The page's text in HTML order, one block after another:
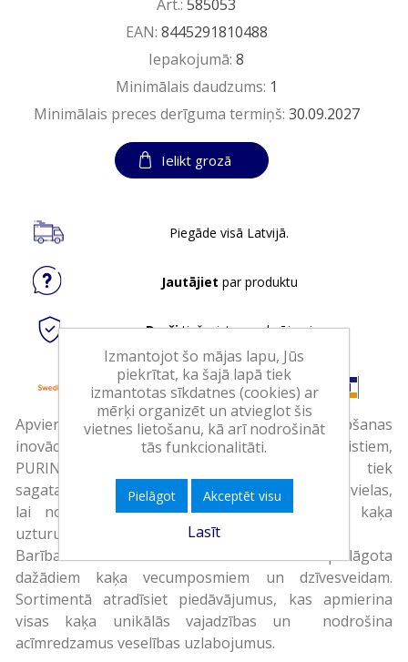
Art.: 585053
EAN: 8445291810488
Iepakojumā:8
Minimālais daudzums: 1
Minimālais preces derīguma termiņš: 30.09.2027
Ielikt grozā
Piegāde visā Latvijā.
Jautājiet par produktu
Drošitiešsaistes maksājumi
Apvienojot gadu gaitā iegūtā dzīvnieku kopšanas
inovācijas no mūsu vadošajiem uztura speciālistiem,
PURINA ONE kaķu barības piedāvājums tiek
sagatavots, izmantojot augstākās kvalitātes izejvielas,
lai nodrošinātu pilnvērtīgu un sabalansētu kaķa
uzturu.
Barība PURINA ONE ir izstrādāta un pielāgota
dažādiem kaķa vecumposmiem un dzīvesveidam.
Sortimentā atradīsiet piedāvājumus, kas apmierina
visas kaķa unikālās vajadzības un nodrošina
acīmredzamus veselības uzlabojumus.
Izmantojot šo mājas lapu, Jūs
piekrītat, ka šajā lapā tiek
izmantotas sīkdatnes (cookies) ar
mērķi organizēt un atvieglot šis
vietnes lietošanu, kā arī nodrošināt
tās funkcionalitāti.
Pielāgot Akceptēt visu
Lasīt